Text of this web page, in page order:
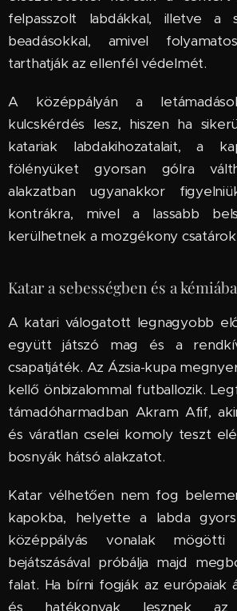
felpasszolt labdákkal, illetve a
beadásokkal, amivel
tarthatják az ellenfél védelmét.
A középpályán a
kulcskérdés lesz, hiszen ha
katariak labdakihozatalait, a
fölényüket gyorsan gólra
alakzatban ugyanakkor
kontrákra, mivel a lassabb
kerülhetnek a mozgékony
Katar a sebességben és a
A katari válogatott legnagyobb
együtt játszó mag és a
csapatjáték. Az Ázsia-kupa
kellő önbizalommal futballozik.
támadóharmadban Akram Afif,
és váratlan cselei komoly teszt
bosnyák hátsó alakzatot.
Katar vélhetően nem fog
kapokba, helyette a labda
középpályás vonalak
bejátszásával próbálja majd
falat. Ha bírni fogják az európaiak
és hatékonyak lesznek az